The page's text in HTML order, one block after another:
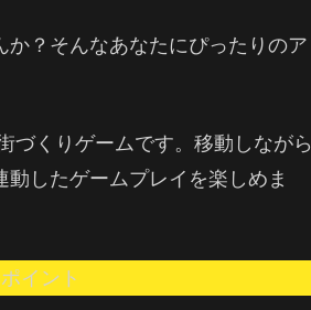
？そんなあなたにぴったりのア
づくりゲームです。移動しながら
したゲームプレイを楽しめま
イント